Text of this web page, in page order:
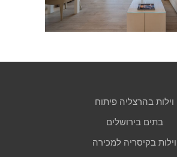
וילות בהרצליה פיתוח
בתים בירושלים
וילות בקיסריה למכירה